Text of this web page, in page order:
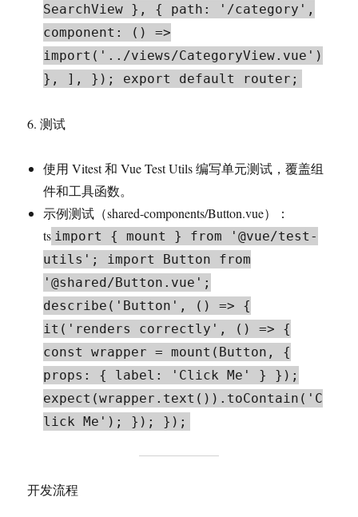
SearchView }, { path: '/category',
component: () =>
import('../views/CategoryView.vue')
}, ], }); export default router;
6. 测试
使用 Vitest 和 Vue Test Utils 编写单元测试，覆盖组
件和工具函数。
示例测试（shared-components/Button.vue）：
ts import { mount } from '@vue/test-
utils'; import Button from
'@shared/Button.vue';
describe('Button', () => {
it('renders correctly', () => {
const wrapper = mount(Button, {
props: { label: 'Click Me' } });
expect(wrapper.text()).toContain('C
lick Me'); }); });
开发流程